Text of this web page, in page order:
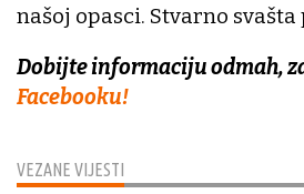
VEZANE VIJESTI
našoj opasci. Stvarno svašta
Dobijte informaciju odmah,
Facebooku!